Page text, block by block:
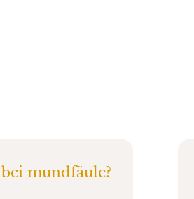
mundfäule?